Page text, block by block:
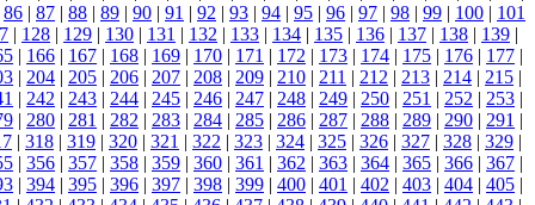
86 | 87 | 88 | 89 | 90 | 91 | 92 | 93 | 94 | 95 | 96 | 97 | 98 | 99 | 100 | 101
| 128 | 129 | 130 | 131 | 132 | 133 | 134 | 135 | 136 | 137 | 138 | 139 |
| 166 | 167 | 168 | 169 | 170 | 171 | 172 | 173 | 174 | 175 | 176 | 177 |
| 204 | 205 | 206 | 207 | 208 | 209 | 210 | 211 | 212 | 213 | 214 | 215 |
| 242 | 243 | 244 | 245 | 246 | 247 | 248 | 249 | 250 | 251 | 252 | 253 |
| 280 | 281 | 282 | 283 | 284 | 285 | 286 | 287 | 288 | 289 | 290 | 291 |
| 318 | 319 | 320 | 321 | 322 | 323 | 324 | 325 | 326 | 327 | 328 | 329 |
| 356 | 357 | 358 | 359 | 360 | 361 | 362 | 363 | 364 | 365 | 366 | 367 |
| 394 | 395 | 396 | 397 | 398 | 399 | 400 | 401 | 402 | 403 | 404 | 405 |